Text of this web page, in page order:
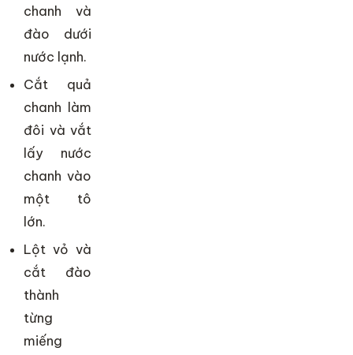
chanh và
đào dưới
nước lạnh.
Cắt quả
chanh làm
đôi và vắt
lấy nước
chanh vào
một tô
lớn.
Lột vỏ và
cắt đào
thành
từng
miếng